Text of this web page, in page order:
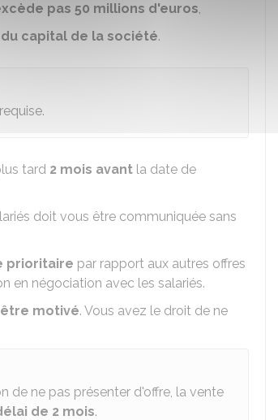
pas 50 millions d'euros,
du capital de la société.
tard 2 mois avant la date de
doit vous être communiquée sans
prioritaire par rapport aux autres offres
en négociation avec les salariés.
être motivé. Vous avez le droit de ne
de ne pas présenter d'offre, la vente
de 2 mois.